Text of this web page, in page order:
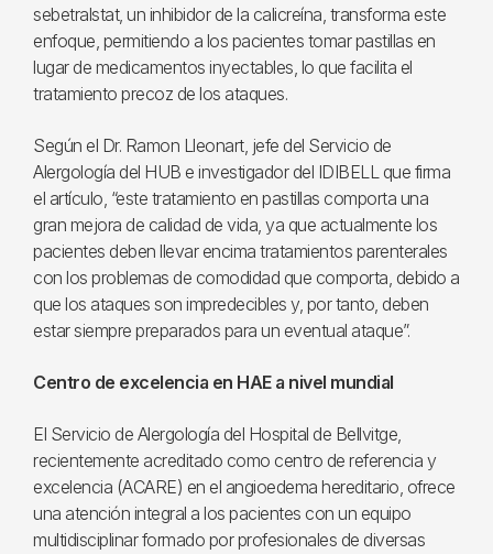
sebetralstat, un inhibidor de la calicreína, transforma este
enfoque, permitiendo a los pacientes tomar pastillas en
lugar de medicamentos inyectables, lo que facilita el
tratamiento precoz de los ataques.
Según el Dr. Ramon Lleonart, jefe del Servicio de
Alergología del HUB e investigador del IDIBELL que firma
el artículo, “este tratamiento en pastillas comporta una
gran mejora de calidad de vida, ya que actualmente los
pacientes deben llevar encima tratamientos parenterales
con los problemas de comodidad que comporta, debido a
que los ataques son impredecibles y, por tanto, deben
estar siempre preparados para un eventual ataque”.
Centro de excelencia en HAE a nivel mundial
El Servicio de Alergología del Hospital de Bellvitge,
recientemente acreditado como centro de referencia y
excelencia (ACARE) en el angioedema hereditario, ofrece
una atención integral a los pacientes con un equipo
multidisciplinar formado por profesionales de diversas